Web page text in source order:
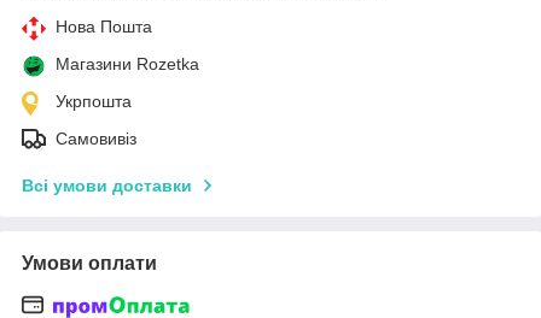
Нова Пошта
Магазини Rozetka
Укрпошта
Самовивіз
Всі умови доставки
Умови оплати